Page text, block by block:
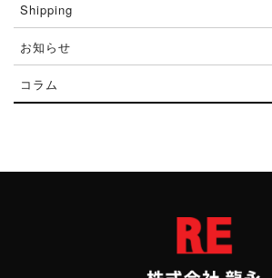
Shipping
お知らせ
コラム